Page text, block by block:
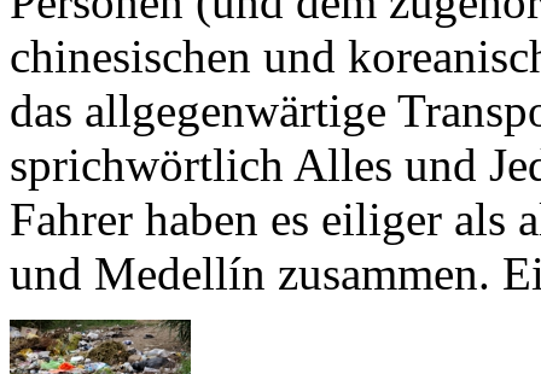
chinesischen und
das allgegenwärtige
sprichwörtlich Alles und
Fahrer haben es eiliger als
undMedellín zusammen.